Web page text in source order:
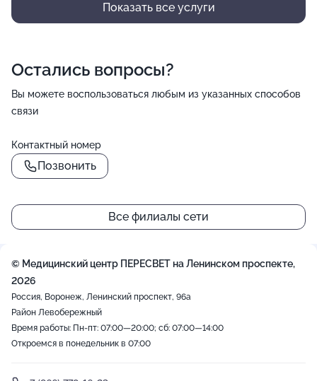
Показать все услуги
Остались вопросы?
Вы можете воспользоваться любым из указанных способов
связи
Контактный номер
Позвонить
Все филиалы сети
© Медицинский центр ПЕРЕСВЕТ на Ленинском проспекте,
2026
Россия, Воронеж, Ленинский проспект, 96а
Район Левобережный
Время работы: Пн-пт: 07:00—20:00; сб: 07:00—14:00
Откроемся в понедельник в 07:00